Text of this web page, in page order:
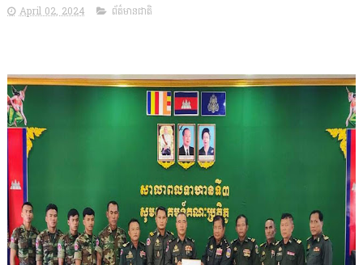
April 02, 2024 ព័ត៌មានជាតិ